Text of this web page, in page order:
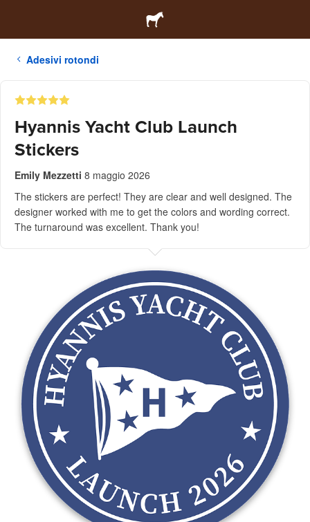
Adesivi rotondi
Hyannis Yacht Club Launch
Stickers
Emily Mezzetti 8 maggio 2026
The stickers are perfect! They are clear and well designed. The
designer worked with me to get the colors and wording correct.
The turnaround was excellent. Thank you!